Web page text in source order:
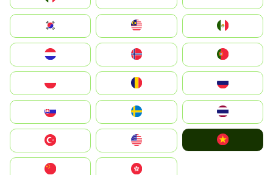
South Korea
United States
中國香港特別行政區